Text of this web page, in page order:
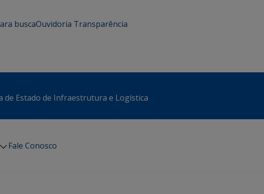
buscaOuvidoria Transparência
de Estado de Infraestrutura e Logística
Fale Conosco